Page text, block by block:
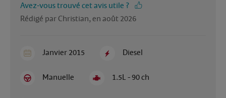
Avez-vous trouvé cet avis utile ?
Rédigé par Christian, en août 2026
Janvier 2015 Diesel
Manuelle 1.5L - 90 ch